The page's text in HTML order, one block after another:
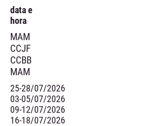
data e
hora
MAM
CCJF
CCBB
MAM
25-28/07/2026
03-05/07/2026
09-12/07/2026
16-18/07/2026